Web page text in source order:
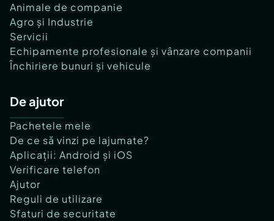
Animale de companie
Agro și Industrie
Servicii
Echipamente profesionale și vânzare companii
Închiriere bunuri și vehicule
De ajutor
Pachetele mele
De ce să vinzi pe lajumate?
Aplicații: Android și iOS
Verificare telefon
Ajutor
Reguli de utilizare
Sfaturi de securitate